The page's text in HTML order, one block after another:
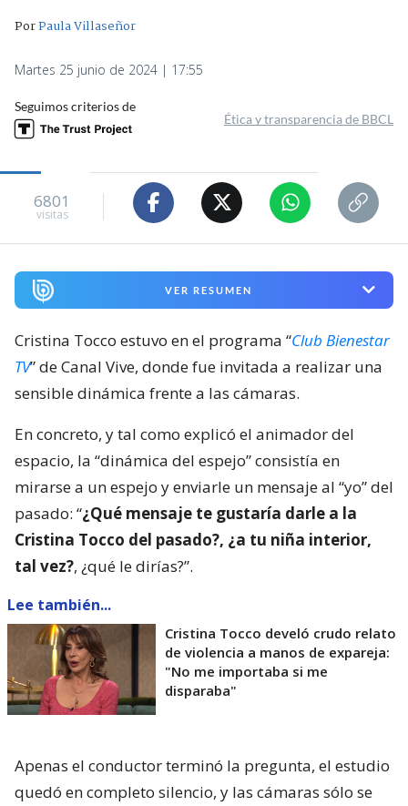
PorPaula Villaseñor
Martes 25 junio de 2024 | 17:55
Seguimos criterios de
Ética y transparencia de BBCL
6801
visitas
VER RESUMEN
Cristina Tocco estuvo en el programa “Club Bienestar
TV” de Canal Vive, donde fue invitada a realizar una
sensible dinámica frente a las cámaras.
En concreto, y tal como explicó el animador del
espacio, la “dinámica del espejo” consistía en
mirarse a un espejo y enviarle un mensaje al “yo” del
pasado: “¿Qué mensaje te gustaría darle a la
Cristina Tocco del pasado?, ¿a tu niña interior,
tal vez?, ¿qué le dirías?”.
Lee también...
Cristina Tocco develó crudo relato
de violencia a manos de expareja:
"No me importaba si me
disparaba"
Apenas el conductor terminó la pregunta, el estudio
quedó en completo silencio, y las cámaras sólo se